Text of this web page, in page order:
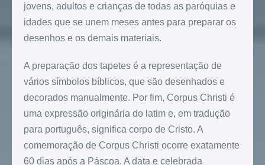
jovens, adultos e crianças de todas as paróquias e
idades que se unem meses antes para preparar os
desenhos e os demais materiais.
A preparação dos tapetes é a representação de
vários símbolos bíblicos, que são desenhados e
decorados manualmente. Por fim, Corpus Christi é
uma expressão originária do latim e, em tradução
para português, significa corpo de Cristo. A
comemoração de Corpus Christi ocorre exatamente
60 dias após a Páscoa. A data e celebrada